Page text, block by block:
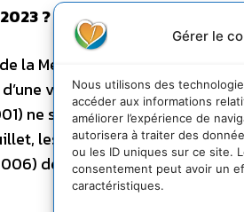
Gérer le
Nous utilisons des
accéder aux informations
améliorer l’expérience de
autorisera à traiter des
ou les ID uniques sur ce site.
consentement peut avoir un
caractéristiques.
?
la Métropole du Grand Paris,
vignette Crit’Air 4
ne sont plus autorisés à
les voitures équipées
devraient rejoindre la liste